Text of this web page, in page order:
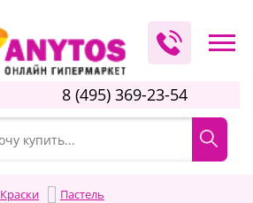
8 (495) 369-23-54
Краски
Пастель